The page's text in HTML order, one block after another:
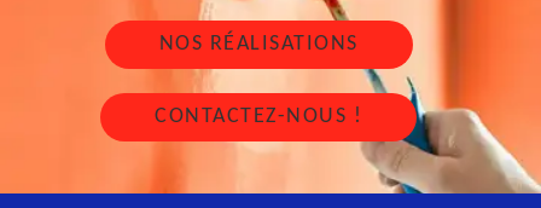
NOS RÉALISATIONS
CONTACTEZ-NOUS !